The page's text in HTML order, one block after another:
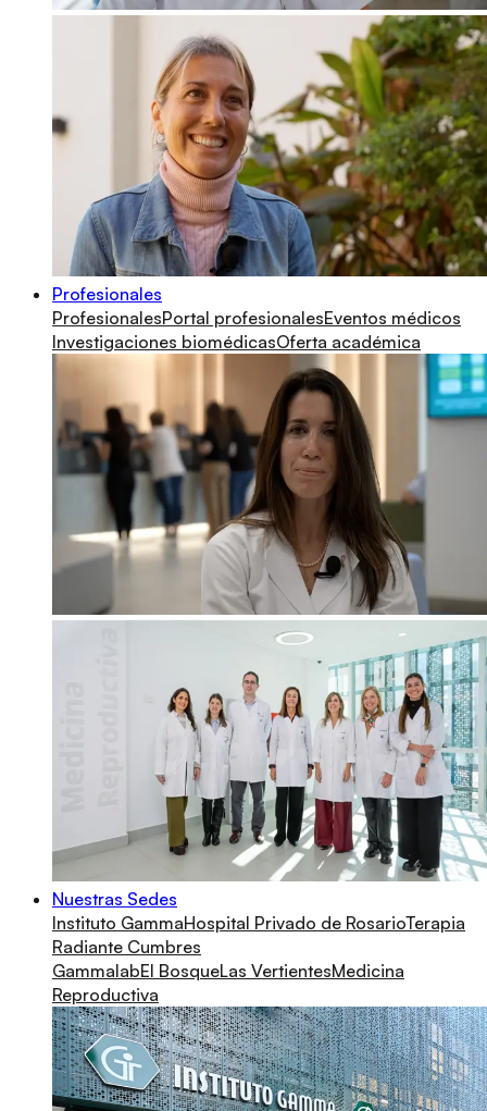
Profesionales
ProfesionalesPortal profesionalesEventos médicos
Investigaciones biomédicasOferta académica
Nuestras Sedes
Instituto GammaHospital Privado de RosarioTerapia
Radiante Cumbres
GammalabEl BosqueLas VertientesMedicina
Reproductiva